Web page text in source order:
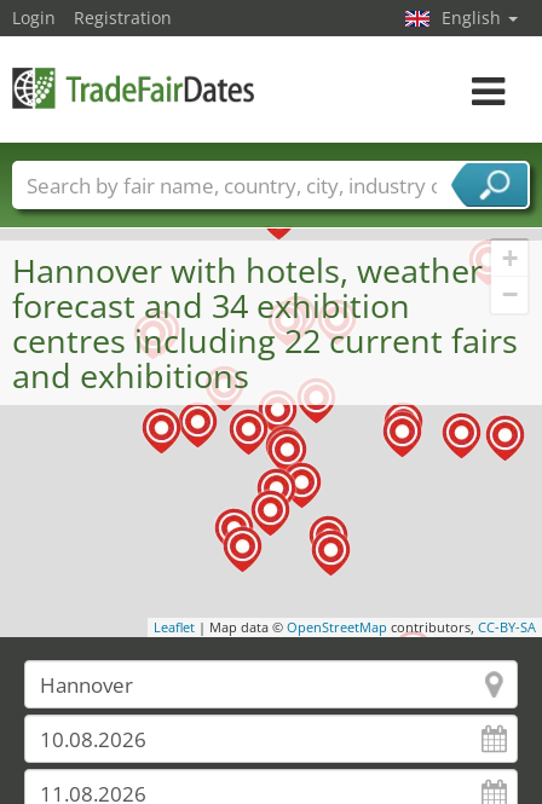
+
−
Leaflet | Map data © OpenStreetMap contributors, CC-BY-SA
Hannover with hotels, weather
forecast and 34 exhibition
centres including 22 current fairs
and exhibitions
Login Registration English
Toggle
Trade fair names Countries
Cities
Fair sectors
Service provider sectors